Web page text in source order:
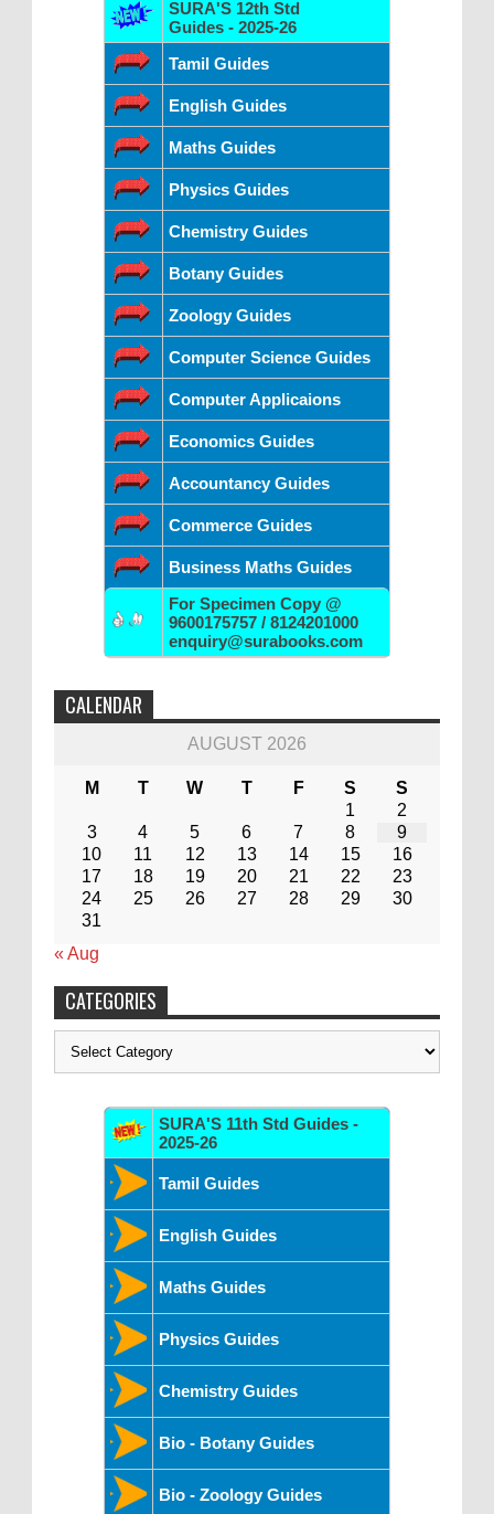
SURA'S 12th Std
Guides - 2025-26
Tamil Guides
English Guides
Maths Guides
Physics Guides
Chemistry Guides
Botany Guides
Zoology Guides
Computer Science Guides
Computer Applicaions
Economics Guides
Accountancy Guides
Commerce Guides
Business Maths Guides
For Specimen Copy @
9600175757 / 8124201000
enquiry@surabooks.com
CALENDAR
AUGUST 2026
M T W T F S
S
1
2
3
4 5 6 7 8
9
10
11 12 13 14 15
16
17
18 19 20 21 22
23
24
25 26 27 28 29
30
31
« Aug
CATEGORIES
Categories
SURA'S 11th Std Guides -
2025-26
Tamil Guides
English Guides
Maths Guides
Physics Guides
Chemistry Guides
Bio - Botany Guides
Bio - Zoology Guides